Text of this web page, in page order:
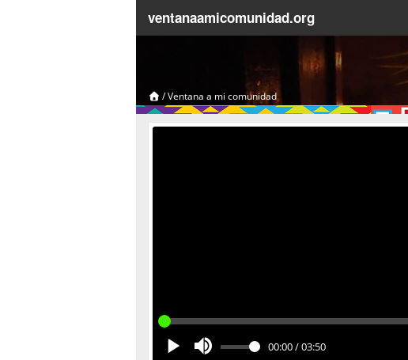
ventanaamicomunidad.org
/Ventana a mi comunidad
00:00/03:50